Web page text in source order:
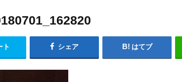
ト シェア はてブ